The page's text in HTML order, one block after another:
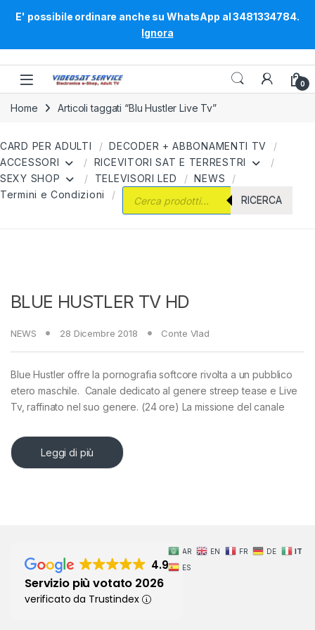
E' possibile ordinare anche su WhatsApp al 3481334784.
Ignora
Skip to navigation
Skip to content
0
Home Articoli taggati “Blu Hustler Live Tv”
CARD PER ADULTI
DECODER + ABBONAMENTI TV
ACCESSORI
RICEVITORI SAT E TERRESTRI
SEXY SHOP
TELEVISORI LED
NEWS
Termini e Condizioni
Products search
RICERCA
BLUE HUSTLER TV HD
NEWS 28 Dicembre 2018 Conte Vlad
Blue Hustler offre la pornografia softcore rivolta a un pubblico
etero maschile. Canale dedicato al genere streep tease e Live
Tv, raffinato nel suo genere. (24 ore) La missione del canale
Leggi di più
4.9
Servizio più votato 2026
verificato da Trustindex
AR EN FR DE
IT
ES